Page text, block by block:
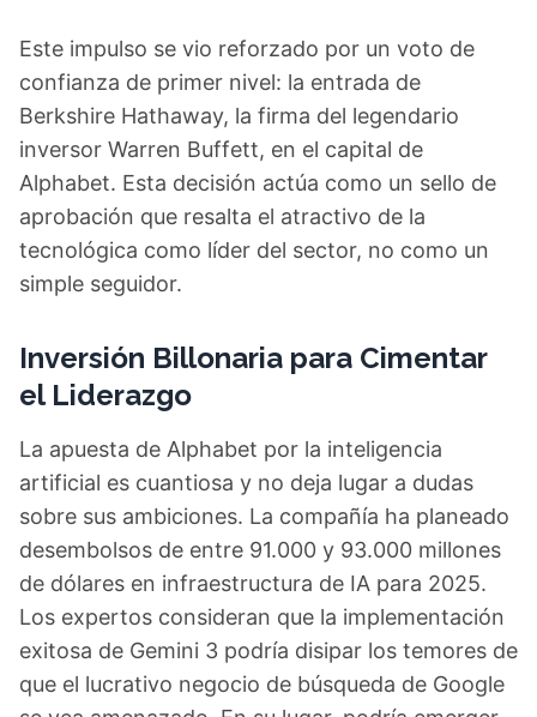
Este impulso se vio reforzado por un voto de
confianza de primer nivel: la entrada de
Berkshire Hathaway, la firma del legendario
inversor Warren Buffett, en el capital de
Alphabet. Esta decisión actúa como un sello de
aprobación que resalta el atractivo de la
tecnológica como líder del sector, no como un
simple seguidor.
Inversión Billonaria para Cimentar
el Liderazgo
La apuesta de Alphabet por la inteligencia
artificial es cuantiosa y no deja lugar a dudas
sobre sus ambiciones. La compañía ha planeado
desembolsos de entre 91.000 y 93.000 millones
de dólares en infraestructura de IA para 2025.
Los expertos consideran que la implementación
exitosa de Gemini 3 podría disipar los temores de
que el lucrativo negocio de búsqueda de Google